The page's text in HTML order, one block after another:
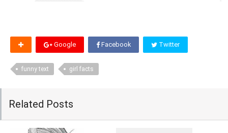
Google Facebook Twitter
funny text girl facts
Related Posts